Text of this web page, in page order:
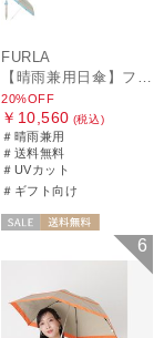
FURLA
20%OFF
￥10,560 (税込)
＃晴雨兼用
＃送料無料
＃UVカット
＃ギフト向け
6